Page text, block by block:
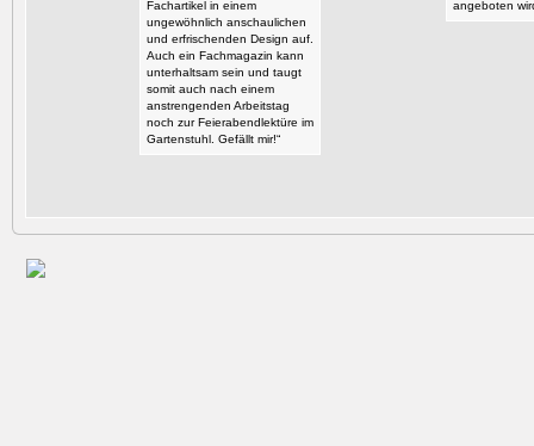
Fachartikel in einem
ungewöhnlich anschaulichen
und erfrischenden Design auf.
Auch ein Fachmagazin kann
unterhaltsam sein und taugt
somit auch nach einem
anstrengenden Arbeitstag
noch zur Feierabendlektüre im
Gartenstuhl. Gefällt mir!“
angeboten